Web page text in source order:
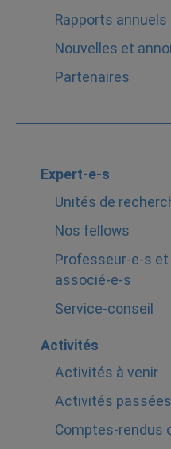
Rapports annuels
Nouvelles et
Partenaires
Expert-e-s
Unités de
Nos fellows
Professeur-e-s
associé-e-s
Service-conseil
Activités
Activités à venir
Activités passées
Comptes-rendus